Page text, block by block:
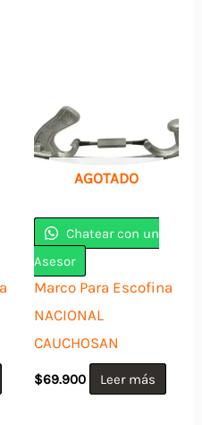
AGOTADO
Chatear con un
Asesor
Marco Para Escofina
NACIONAL
CAUCHOSAN
$69.900 Leer más